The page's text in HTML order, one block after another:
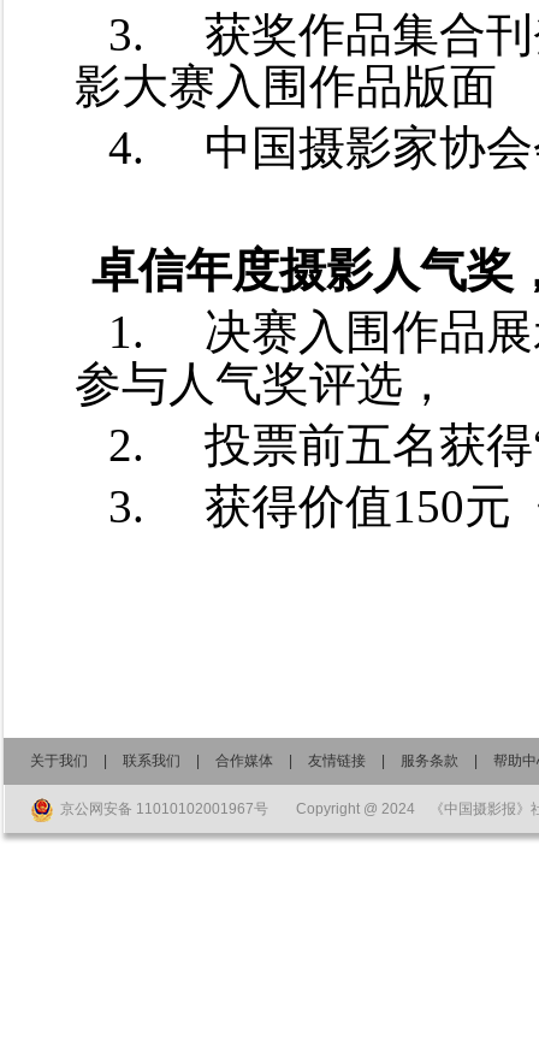
3.
获奖作品集合
影大赛入围作品版面
4.
中国摄影家协
卓信年度摄影人气奖
1.
决赛入围作品
参与人气奖评选，
2.
投票前五名获
3.
获得价值150元
关于我们 联系我们 合作媒体 友情链接 服务条款 帮助
京公网安备 11010102001967号 Copyright @ 2024 《中国摄影报